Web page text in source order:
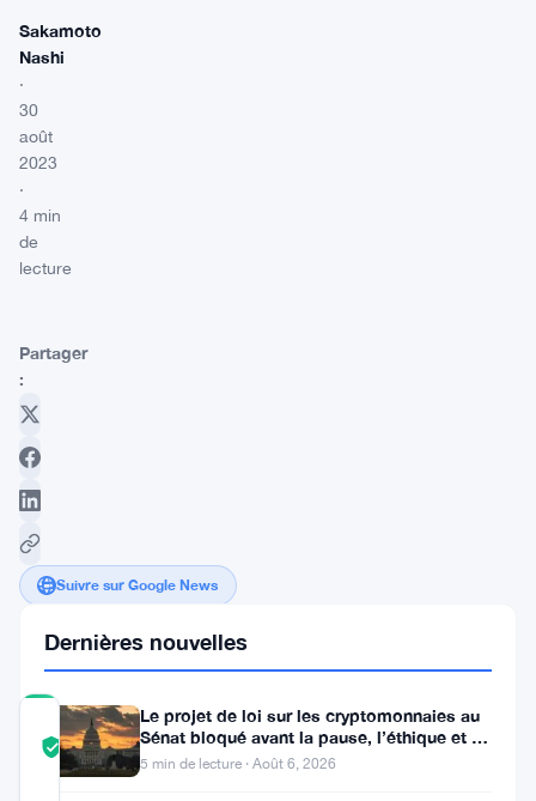
Sakamoto
Nashi
·
30
août
2023
·
4 min
de
lecture
Partager
:
Suivre sur Google News
COMMUNITY
TRUST
SCORE
Vérifié
Dernières nouvelles
Le projet de loi sur les cryptomonnaies au
Sénat bloqué avant la pause, l’éthique et le
FBI s’opposent
5 min de lecture · Août 6, 2026